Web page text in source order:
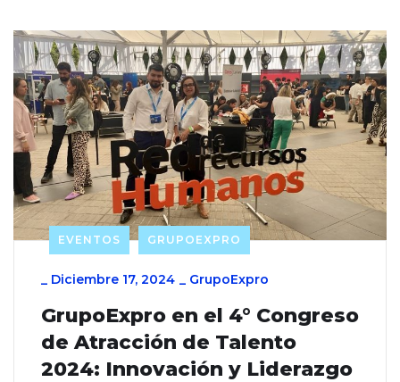
EVENTOS GRUPOEXPRO
_ Diciembre 17, 2024 _ GrupoExpro
GrupoExpro en el 4° Congreso
de Atracción de Talento
2024: Innovación y Liderazgo